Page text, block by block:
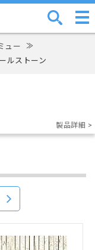
ュー ≫
ルストーン
製品詳細 >